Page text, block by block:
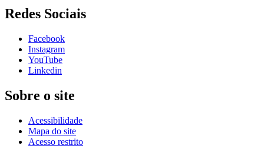
Redes Sociais
Facebook
Instagram
YouTube
Linkedin
Sobre o site
Acessibilidade
Mapa do site
Acesso restrito